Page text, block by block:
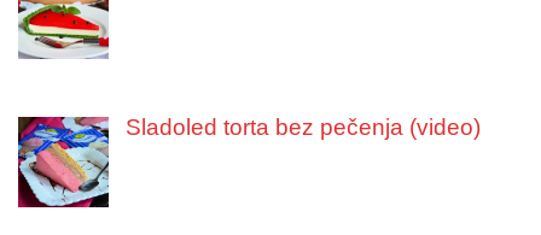
Sladoled torta bez pečenja (video)